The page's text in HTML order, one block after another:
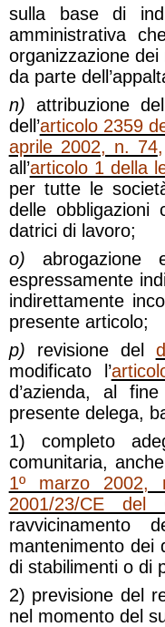
sulla base di
amministrativa
organizzazione
da parte
n) attribuzione
dell’articolo 2359
aprile 2002, n. 74,
all’articolo 1 della
per tutte le
delle obbligazioni
datrici di lavoro;
o) abrogazione
espressamente
indirettamente
presente articolo;
p) revisione del
modificato l’
d’azienda, al
presente delega,
1) completo
comunitaria,
1º marzo 2002,
2001/23/CE
ravvicinamento
mantenimento dei
di stabilimenti o di
2) previsione del
nel momento del